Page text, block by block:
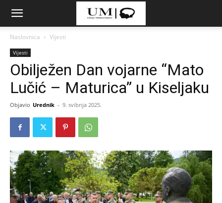
Naslovnica Vijesti
Vijesti
Obilježen Dan vojarne “Mato
Lučić – Maturica” u Kiseljaku
Objavio Urednik - 9. svibnja 2025.